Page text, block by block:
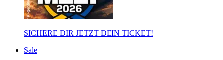
SICHERE DIR JETZT DEIN TICKET!
Sale